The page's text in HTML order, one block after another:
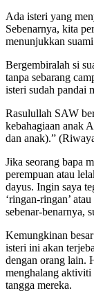
Ada isteri yang
Sebenarnya, kita
menunjukkan
Bergembiralah si
tanpa sebarang
isteri sudah pandai
Rasulullah SAW
kebahagiaan anak
dan anak).”
Jika seorang bapa
perempuan atau
dayus. Ingin saya
‘ringan-ringan’
sebenar-benarnya,
Kemungkinan
isteri ini akan
dengan orang lain.
menghalang aktiviti
tangga mereka.